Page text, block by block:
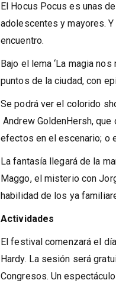
Festival, Miguel Puga,
El Hocus Pocus es unas
adolescentes y mayores.
encuentro.
Bajo el lema ‘La magia nos
puntos de la ciudad, con
Se podrá verel colorido
Andrew GoldenHersh, que
efectos en el escenario; o
La fantasía llegará de la
Maggo, el misterio con
habilidad de los ya
Actividades
El festival comenzará el
Hardy. La sesión será